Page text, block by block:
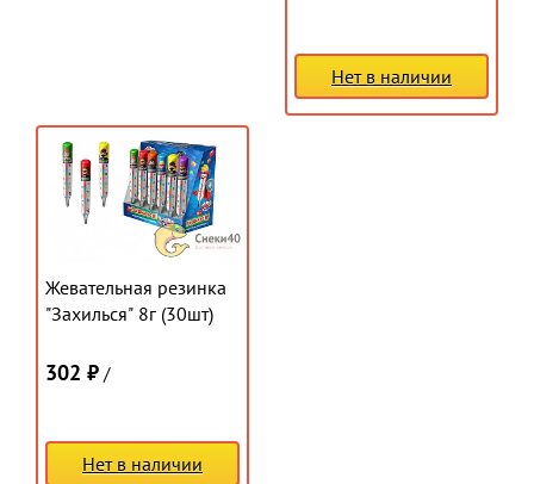
Нет в наличии
Жевательная резинка
"Захилься" 8г (30шт)
302 ₽ /
Нет в наличии